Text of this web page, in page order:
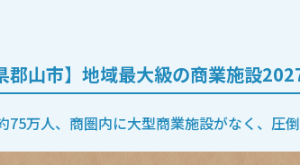
郡山市】地域最大級の商業施設
75万人、商圏内に大型商業施設がなく、圧